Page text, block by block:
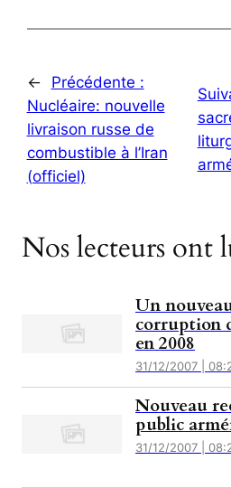
←
Précédente :
Nucléaire: nouvelle
livraison russe de
combustible à l’Iran
(officiel)
Nos lecteurs ont
Un
corruption
en 2008
31/12/2007 |
Nouveau
public
31/12/2007 |